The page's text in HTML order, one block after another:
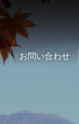
お問い合わせ